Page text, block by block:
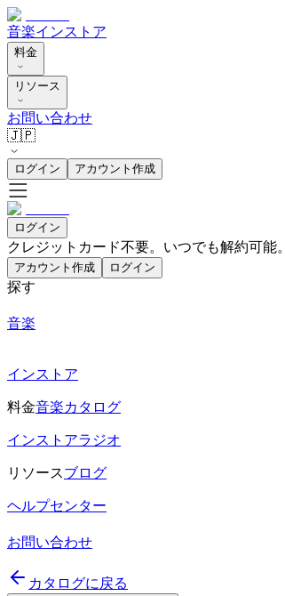
音楽インストア
料金
リソース
お問い合わせ
🇯🇵
ログイン アカウント作成
ログイン
クレジットカード不要。いつでも解約可能。
アカウント作成 ログイン
探す
音楽
インストア
料金音楽カタログ
インストアラジオ
リソースブログ
ヘルプセンター
お問い合わせ
カタログに戻る